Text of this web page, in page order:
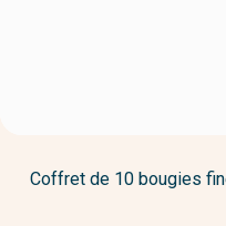
Coffret de 10 bougies